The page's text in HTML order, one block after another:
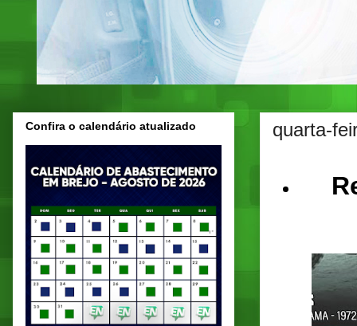
quarta-
Confira o calendário atualizado